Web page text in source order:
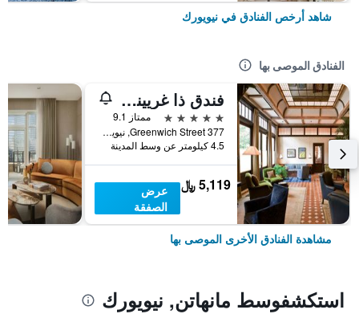
شاهد أرخص الفنادق في نيويورك
الفنادق الموصى بها
فندق ذا غريينيتش
5 نجوم
ممتاز 9.1
377 Greenwich Street, نيويورك, NY, الولايات المتحدة الأميريكية
4.5 كيلومتر عن وسط المدينة
5,119 ﷼
عرض
الصفقة
مشاهدة الفنادق الأخرى الموصى بها
استكشفوسط مانهاتن, نيويورك